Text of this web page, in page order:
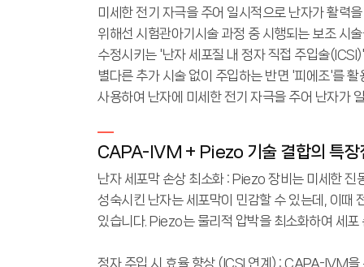
미세한 전기 자극을 주어 일시적으로 난자가 활력
위해선 시험관아기시술 과정 중 시행되는 보조 시
수정시키는 '난자 세포질 내 정자 직접 주입술
별다른 추가 시술 없이 주입하는 반면 '피에조'를
사용하여 난자에 미세한 전기 자극을 주어 난자가
CAPA-IVM + Piezo 기술 결합의 특장
난자 세포막 손상 최소화 : Piezo 장비는 미세한
성숙시킨 난자는 세포막이 민감할 수 있는데, 이때
있습니다. Piezo는 물리적 압박을 최소화하여 세
정자 주입 시 효율 향상 (ICSI 연계) : CAPA-IVM